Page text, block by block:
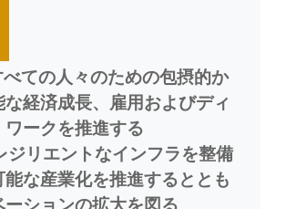
ての人々のための包摂的か
経済成長、雇用およびディ
ークを推進する
ジリエントなインフラを整備
能な産業化を推進するととも